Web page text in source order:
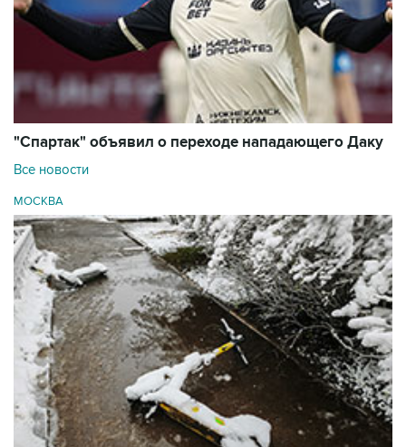
"Спартак" объявил о переходе нападающего Даку
Все новости
МОСКВА